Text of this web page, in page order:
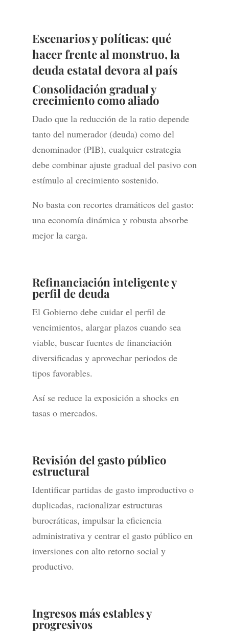
Escenarios y políticas: qué
hacer frente al monstruo, la
deuda estatal devora al país
Consolidación gradual y
crecimiento como aliado
Dado que la reducción de la ratio depende
tanto del numerador (deuda) como del
denominador (PIB), cualquier estrategia
debe combinar ajuste gradual del pasivo con
estímulo al crecimiento sostenido.
No basta con recortes dramáticos del gasto:
una economía dinámica y robusta absorbe
mejor la carga.
Refinanciación inteligente y
perfil de deuda
El Gobierno debe cuidar el perfil de
vencimientos, alargar plazos cuando sea
viable, buscar fuentes de financiación
diversificadas y aprovechar periodos de
tipos favorables.
Así se reduce la exposición a shocks en
tasas o mercados.
Revisión del gasto público
estructural
Identificar partidas de gasto improductivo o
duplicadas, racionalizar estructuras
burocráticas, impulsar la eficiencia
administrativa y centrar el gasto público en
inversiones con alto retorno social y
productivo.
Ingresos más estables y
progresivos